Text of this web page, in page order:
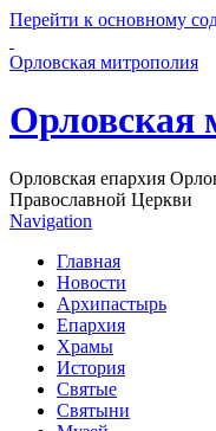
Перейти к основному
Орловская митрополия
Орловская
Орловская епархия
Православной Церкви
Navigation
Главная
Новости
Архипастырь
Епархия
Храмы
История
Святые
Святыни